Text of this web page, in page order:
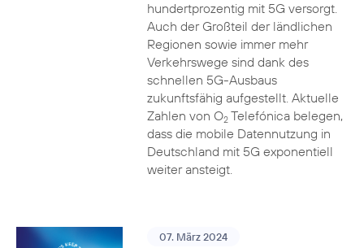
hundertprozentig mit 5G versorgt.
Auch der Großteil der ländlichen
Regionen sowie immer mehr
Verkehrswege sind dank des
schnellen 5G-Ausbaus
zukunftsfähig aufgestellt. Aktuelle
Zahlen von O2Telefónica belegen,
dass die mobile Datennutzung in
Deutschland mit 5G exponentiell
weiter ansteigt.
07. März 2024